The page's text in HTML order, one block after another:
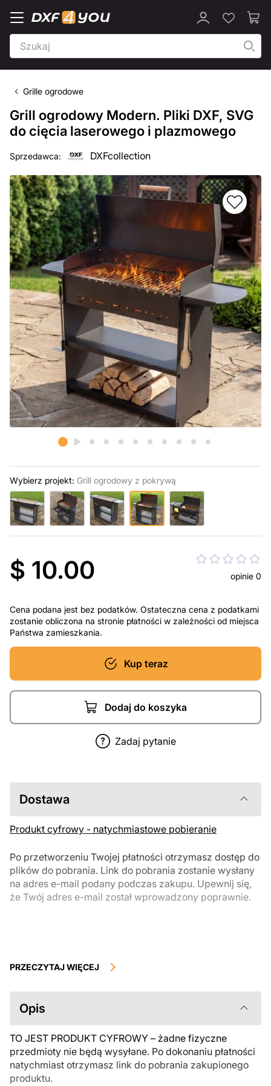
Grille ogrodowe
Grill ogrodowy Modern. Pliki DXF, SVG
do cięcia laserowego i plazmowego
Sprzedawca: DXFcollection
Wybierz projekt: Grill ogrodowy z pokrywą
$ 10.00 opinie 0
Cena podana jest bez podatków. Ostateczna cena z podatkami
zostanie obliczona na stronie płatności w zależności od miejsca
Państwa zamieszkania.
Kup teraz
Dodaj do koszyka
Zadaj pytanie
Dostawa
Produkt cyfrowy - natychmiastowe pobieranie
Po przetworzeniu Twojej płatności otrzymasz dostęp do
plików do pobrania. Link do pobrania zostanie wysłany
na adres e-mail podany podczas zakupu. Upewnij się,
że Twój adres e-mail został wprowadzony poprawnie.
podlegają zwrotowi ani wymianie po ich pobraniu. Zalecamy
przed zakupem. Jeśli masz jakiekolwiek problemy z zamówieniem,
skontaktuj się bezpośrednio ze sprzedawcą.
PRZECZYTAJ WIĘCEJ
Opis
TO JEST PRODUKT CYFROWY – żadne fizyczne
przedmioty nie będą wysyłane. Po dokonaniu płatności
natychmiast otrzymasz link do pobrania zakupionego
produktu.